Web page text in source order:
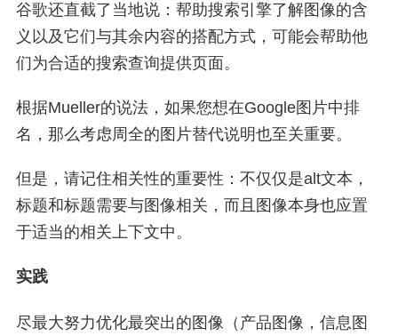
谷歌还直截了当地说：帮助搜索引擎了解图像的含
义以及它们与其余内容的搭配方式，可能会帮助他
们为合适的搜索查询提供页面。
根据Mueller的说法，如果您想在Google图片中排
名，那么考虑周全的图片替代说明也至关重要。
但是，请记住相关性的重要性：不仅仅是alt文本，
标题和标题需要与图像相关，而且图像本身也应置
于适当的相关上下文中。
实践
尽最大努力优化最突出的图像（产品图像，信息图